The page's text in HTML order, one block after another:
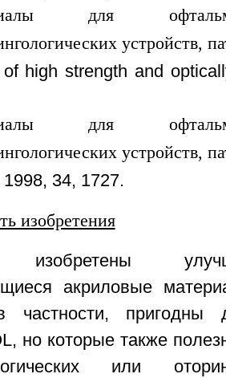
of high strength and
1998, 34, 1727.
изобретения
изобретены
акриловые
частности,
но которые также
или